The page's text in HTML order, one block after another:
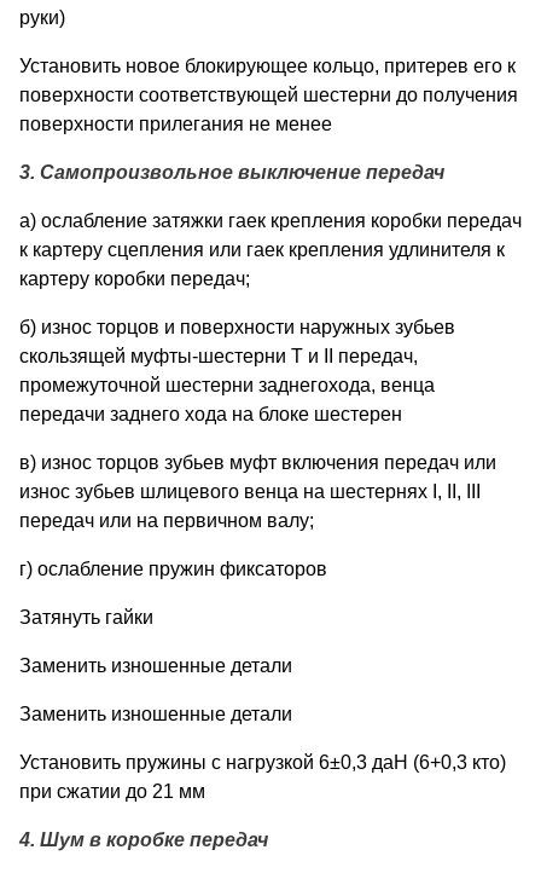
руки)
Установить новое блокирующее кольцо, притерев его к
поверхности соответствующей шестерни до получения
поверхности прилегания не менее
3. Самопроизвольное выключение передач
а) ослабление затяжки гаек крепления коробки передач
к картеру сцепления или гаек крепления удлинителя к
картеру коробки передач;
б) износ торцов и поверхности наружных зубьев
скользящей муфты-шестерни Т и II передач,
промежуточной шестерни заднегохода, венца
передачи заднего хода на блоке шестерен
в) износ торцов зубьев муфт включения передач или
износ зубьев шлицевого венца на шестернях I, II, III
передач или на первичном валу;
г) ослабление пружин фиксаторов
Затянуть гайки
Заменить изношенные детали
Заменить изношенные детали
Установить пружины с нагрузкой 6±0,3 даН (6+0,3 кто)
при сжатии до 21 мм
4. Шум в коробке передач